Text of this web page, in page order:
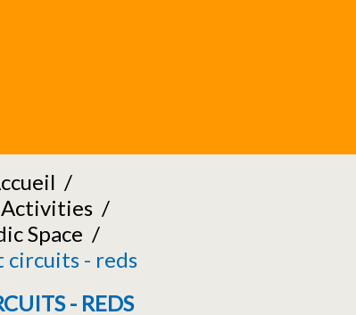
/
Activities /
Space /
- reds
- REDS